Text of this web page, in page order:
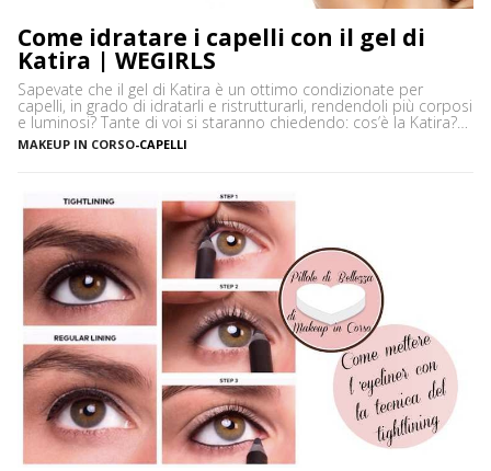
Come idratare i capelli con il gel di
Katira | WEGIRLS
Sapevate che il gel di Katira è un ottimo condizionate per
capelli, in grado di idratarli e ristrutturarli, rendendoli più corposi
e luminosi? Tante di voi si staranno chiedendo: cos’è la Katira?
La Katira o Gomma Adragante è una resina gelificante naturale
ottenuta dalla linfa essiccata di Astragalus gummifer, un piccolo
MAKEUP IN CORSO-CAPELLI